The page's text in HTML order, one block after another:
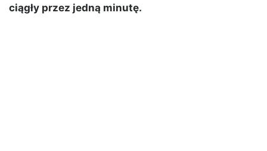
ciągły przez jedną minutę.